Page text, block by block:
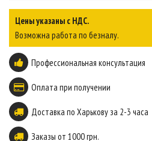
Цены указаны с НДС.
Возможна работа по безналу.
Профессиональная консультация
Оплата при получении
Доставка по Харькову за 2-3 часа
Заказы от 1000 грн.